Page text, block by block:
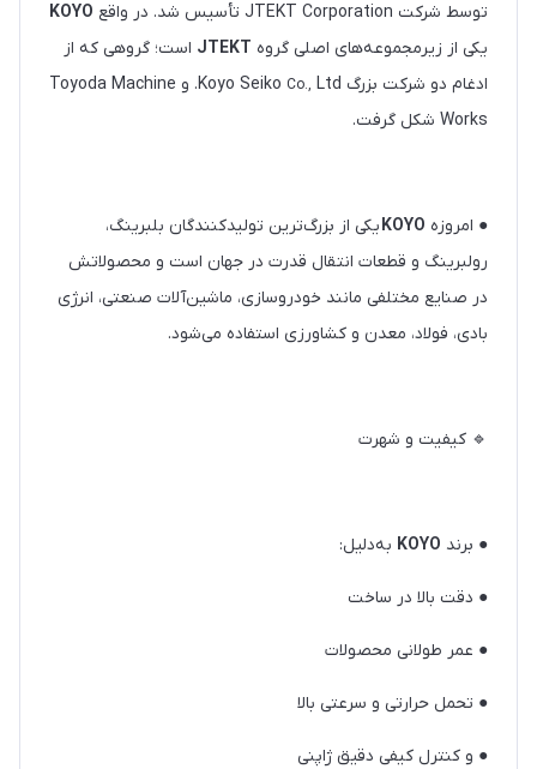
توسط شرکت JTEKT Corporation تأسیس شد. در واقع KOYO
یکی از زیرمجموعه‌های اصلی گروه JTEKT است؛ گروهی که از
ادغام دو شرکت بزرگ
Koyo Seiko Co., Ltd . و Toyoda Machine
Works شکل گرفت.
● امروزه KOYOیکی از بزرگ‌ترین تولیدکنندگان بلبرینگ،
رولبرینگ و قطعات انتقال قدرت در جهان است و محصولاتش
در صنایع مختلفی مانند خودروسازی، ماشین‌آلات صنعتی، انرژی
بادی، فولاد، معدن و کشاورزی استفاده می‌شود.
🔹 کیفیت و شهرت
● برند KOYO به‌دلیل:
● دقت بالا در ساخت
● عمر طولانی محصولات
● تحمل حرارتی و سرعتی بالا
● و کنترل کیفی دقیق ژاپنی